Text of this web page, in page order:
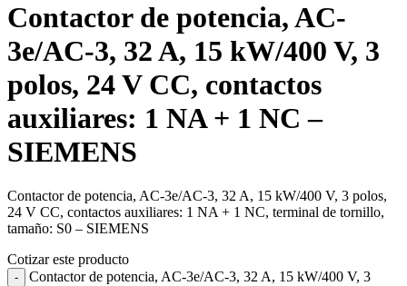
Contactor de potencia, AC-
3e/AC-3, 32 A, 15 kW/400 V, 3
polos, 24 V CC, contactos
auxiliares: 1 NA + 1 NC –
SIEMENS
Contactor de potencia, AC-3e/AC-3, 32 A, 15 kW/400 V, 3 polos,
24 V CC, contactos auxiliares: 1 NA + 1 NC, terminal de tornillo,
tamaño: S0 – SIEMENS
Cotizar este producto
Contactor de potencia, AC-3e/AC-3, 32 A, 15 kW/400 V, 3